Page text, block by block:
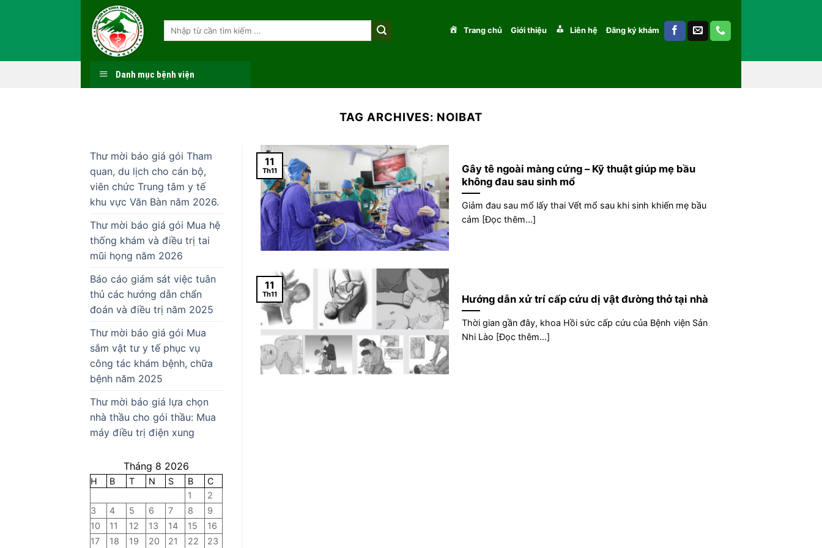
Trang chủ Giới thiệu Liên hệ Đăng ký khám
Danh mục bệnh viện
TAG ARCHIVES: NOIBAT
Thư mời báo giá gói Tham
quan, du lịch cho cán bộ,
viên chức Trung tâm y tế
khu vực Văn Bàn năm 2026.
Thư mời báo giá gói Mua hệ
thống khám và điều trị tai
mũi họng năm 2026
Báo cáo giám sát việc tuân
thủ các hướng dẫn chẩn
đoán và điều trị năm 2025
Thư mời báo giá gói Mua
sắm vật tư y tế phục vụ
công tác khám bệnh, chữa
bệnh năm 2025
Thư mời báo giá lựa chọn
nhà thầu cho gói thầu: Mua
máy điều trị điện xung
Tháng 8 2026
H B T N S B
C
1
2
3
4 5 6 7 8
9
10
11 12 13 14 15
16
17
18 19 20 21 22 23
Gây tê ngoài màng cứng – Kỹ thuật giúp mẹ bầu
không đau sau sinh mổ
Giảm đau sau mổ lấy thai Vết mổ sau khi sinh khiến mẹ bầu
cảm [Đọc thêm...]
11
Th11
Hướng dẫn xử trí cấp cứu dị vật đường thở tại nhà
Thời gian gần đây, khoa Hồi sức cấp cứu của Bệnh viện Sản
Nhi Lào [Đọc thêm...]
11
Th11